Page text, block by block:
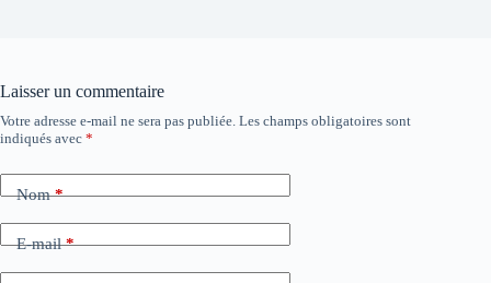
Laisser un commentaire
Votre adresse e-mail ne sera pas publiée. Les champs obligatoires sont
indiqués avec *
Nom*
E-mail*